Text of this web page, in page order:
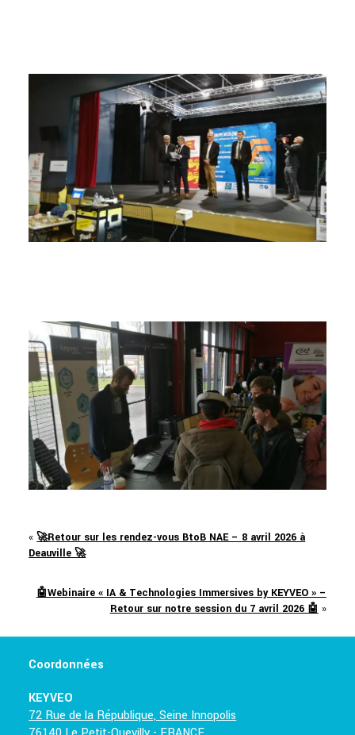
«🚀Retour sur les rendez-vous BtoB NAE – 8 avril 2026 à
Deauville 🚀
🤖Webinaire « IA & Technologies Immersives by KEYVEO » –
Retour sur notre session du 7 avril 2026 🤖 »
Coordonnées
KEYVEO
72 Rue de la République, Seine Innopolis